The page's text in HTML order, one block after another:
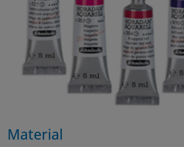
Material